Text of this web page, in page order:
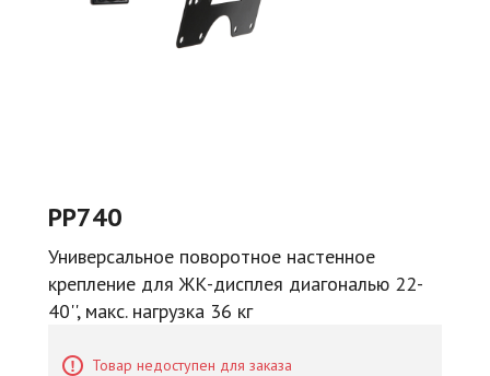
PP740
Универсальное поворотное настенное
крепление для ЖК-дисплея диагональю 22-
40'', макс. нагрузка 36 кг
Товар недоступен для заказа